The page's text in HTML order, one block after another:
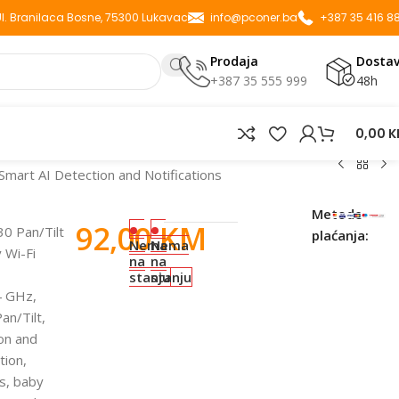
Branilaca Bosne, 75300 Lukavac info@pconer.ba +387 35 416
Prodaja
+387 35 555 999
48h
0,00
AI Detection and Notifications
Pan/Tilt
Fi
GHz,
Tilt,
and
baby
92,00KM
Nema
na
stanju
Nema
na
stanju
Metode
plaćanja: